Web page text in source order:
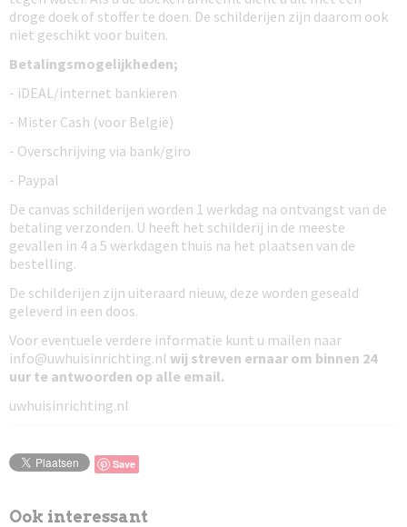
droge doek of stoffer te doen. De schilderijen zijn daarom ook
niet geschikt voor buiten.
Betalingsmogelijkheden;
- iDEAL/internet bankieren
- Mister Cash (voor België)
- Overschrijving via bank/giro
- Paypal
De canvas schilderijen worden 1 werkdag na ontvangst van de
betaling verzonden. U heeft het schilderij in de meeste
gevallen in 4 a 5 werkdagen thuis na het plaatsen van de
bestelling.
De schilderijen zijn uiteraard nieuw, deze worden geseald
geleverd in een doos.
Voor eventuele verdere informatie kunt u mailen naar
info@uwhuisinrichting.nl wij streven ernaar om binnen 24
uur te antwoorden op alle email.
uwhuisinrichting.nl
Save
Ook interessant